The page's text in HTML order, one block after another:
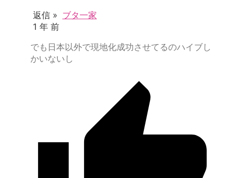
返信 » ブタ一家
1 年 前
でも日本以外で現地化成功させてるのハイブし
かいないし